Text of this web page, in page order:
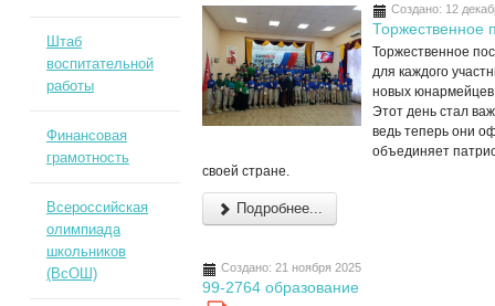
Создано: 12
Торжественное
Торжественное
для каждого
новых
Этот день стал
ведь теперь они
объединяет
своей стране.
Подробнее...
Создано: 21 ноября 2025
99-2764 образование
Штаб
воспитательной
работы
Финансовая
грамотность
Всероссийская
олимпиада
школьников
(ВсОШ)